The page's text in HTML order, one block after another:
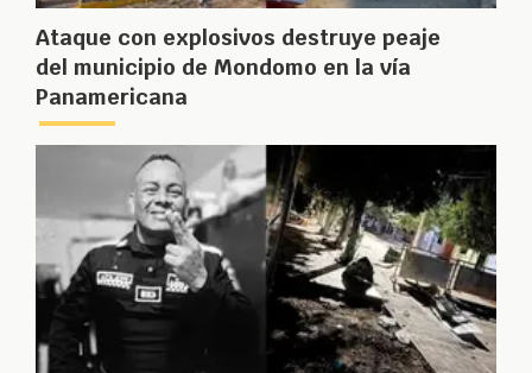
Ataque con explosivos destruye peaje
del municipio de Mondomo en la vía
Panamericana